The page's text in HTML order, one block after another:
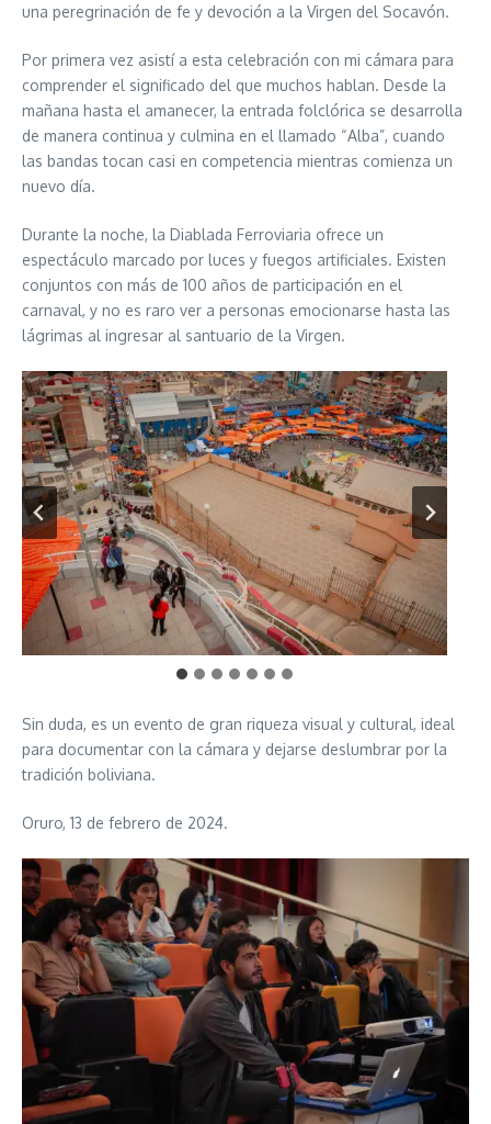
una peregrinación de fe y devoción a la Virgen del Socavón.
Por primera vez asistí a esta celebración con mi cámara para
comprender el significado del que muchos hablan. Desde la
mañana hasta el amanecer, la entrada folclórica se desarrolla
de manera continua y culmina en el llamado “Alba”, cuando
las bandas tocan casi en competencia mientras comienza un
nuevo día.
Durante la noche, la Diablada Ferroviaria ofrece un
espectáculo marcado por luces y fuegos artificiales. Existen
conjuntos con más de 100 años de participación en el
carnaval, y no es raro ver a personas emocionarse hasta las
lágrimas al ingresar al santuario de la Virgen.
Sin duda, es un evento de gran riqueza visual y cultural, ideal
para documentar con la cámara y dejarse deslumbrar por la
tradición boliviana.
Oruro, 13 de febrero de 2024.